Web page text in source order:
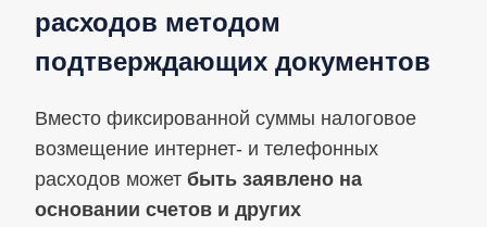
расходов методом
подтверждающих документов
Вместо фиксированной суммы налоговое
возмещение интернет- и телефонных
расходов может быть заявлено на
основании счетов и других